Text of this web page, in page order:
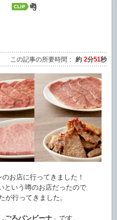
この記事の所要時間： 約 2分51秒
のお店に行ってきました！
という噂のお店だったので
が行ってきました。
ごろバンビーナ 」です。